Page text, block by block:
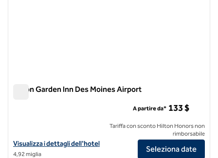
Hilton Garden Inn Des Moines Airport
Visualizza i dettagli dell'hotel Hilton Garden Inn Des Moines Airport
Visualizza i dettagli dell'hotel
4,92 miglia
A partire da* 133 $
Tariffa con sconto Hilton Honors non
rimborsabile
Seleziona date